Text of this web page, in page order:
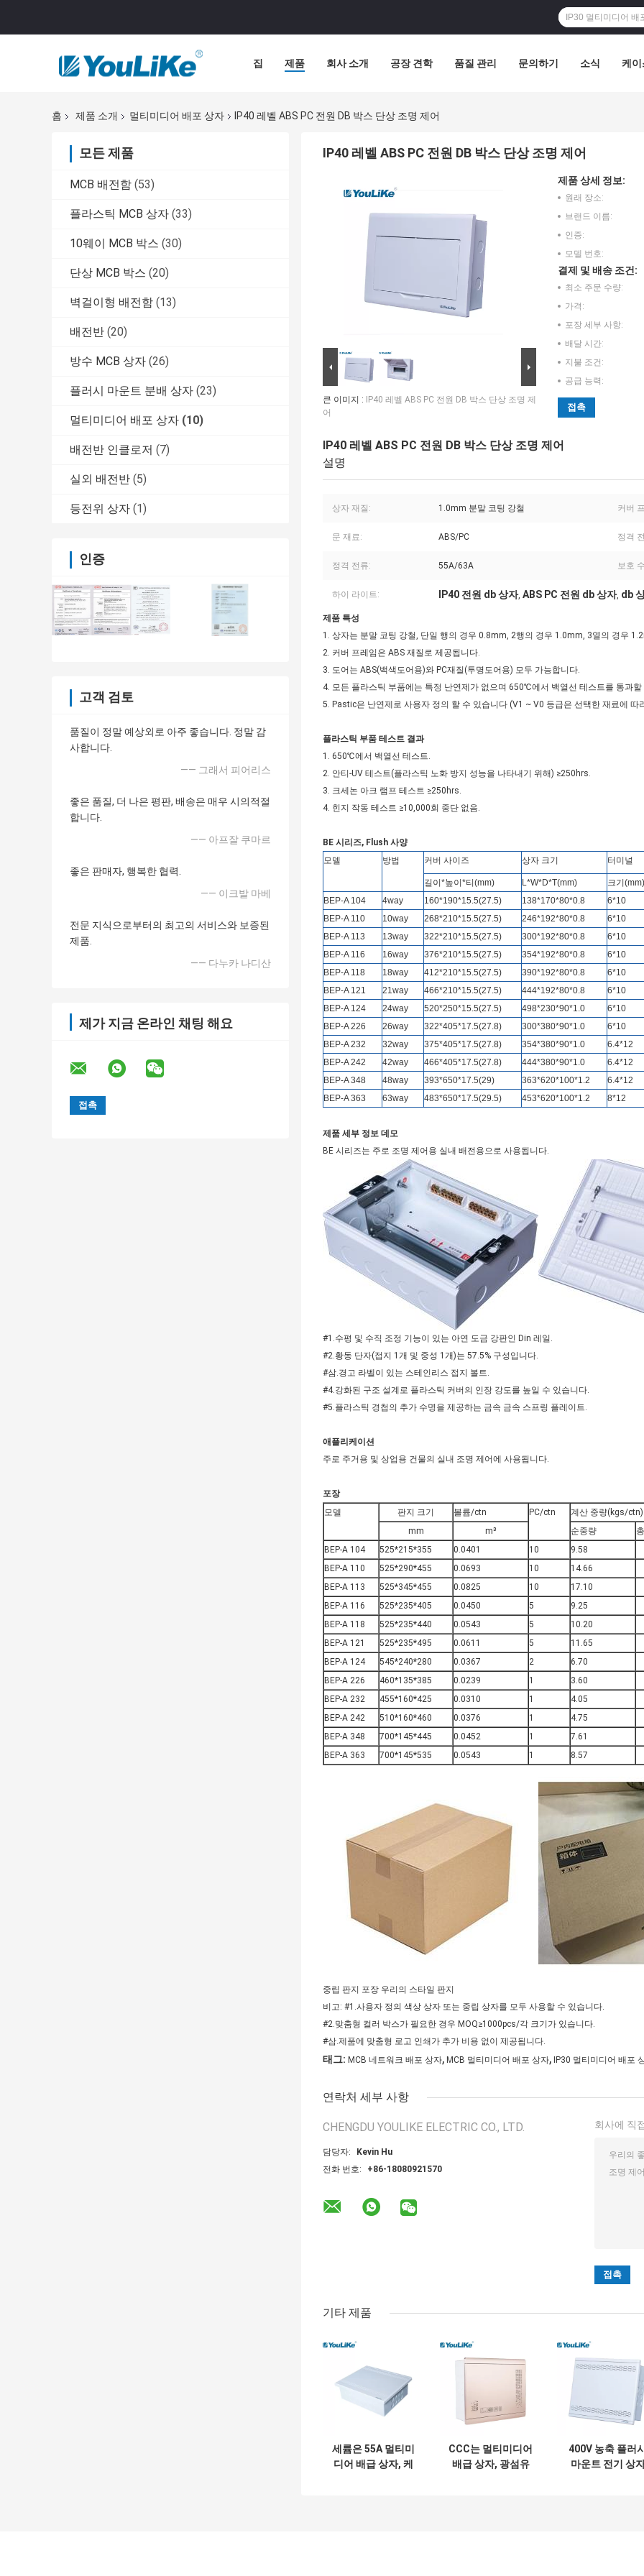
집 제품 회사 소개 공장 견학 품질 관리 문의하기 소식 케이
홈 제품 소개 멀티미디어 배포 상자 IP40 레벨 ABS PC 전원 DB 박스 단상 조명 제어
모든 제품
MCB 배전함 (53)
플라스틱 MCB 상자 (33)
10웨이 MCB 박스 (30)
단상 MCB 박스 (20)
벽걸이형 배전함 (13)
배전반 (20)
방수 MCB 상자 (26)
플러시 마운트 분배 상자 (23)
멀티미디어 배포 상자 (10)
배전반 인클로저 (7)
실외 배전반 (5)
등전위 상자 (1)
인증
고객 검토
품질이 정말 예상외로 아주 좋습니다. 정말 감
사합니다.
—— 그래서 피어리스
좋은 품질, 더 나은 평판, 배송은 매우 시의적절
합니다.
—— 아프잘 쿠마르
좋은 판매자, 행복한 협력.
—— 이크발 마베
전문 지식으로부터의 최고의 서비스와 보증된
제품.
—— 다누카 나디산
제가 지금 온라인 채팅 해요
IP40 레벨 ABS PC 전원 DB 박스 단상 조명 제어
큰 이미지 :
IP40 레벨 ABS PC 전원 DB 박스 단상 조명 제
어
제품 상세 정보:
원래 장소:
브랜드 이름:
인증:
모델 번호:
결제 및 배송 조건:
최소 주문 수량:
가격:
포장 세부 사항:
배달 시간:
지불 조건:
공급 능력:
접촉
IP40 레벨 ABS PC 전원 DB 박스 단상 조명 제어
설명
상자 재질: 1.0mm 분말 코팅 강철 커버
문 재료: ABS/PC 정격
정격 전류: 55A/63A 보호
하이 라이트: IP40 전원 db 상자, ABS PC 전원 db 상자, db
제품 특성
1. 상자는 분말 코팅 강철, 단일 행의 경우 0.8mm, 2행의 경우 1.0mm, 3열의 경우
2. 커버 프레임은 ABS 재질로 제공됩니다.
3. 도어는 ABS(백색도어용)와 PC재질(투명도어용) 모두 가능합니다.
4. 모든 플라스틱 부품에는 특정 난연제가 없으며 650℃에서 백열선 테스트를 통과할
5. Pastic은 난연제로 사용자 정의 할 수 있습니다 (V1 ~ V0 등급은 선택한 재료에 따
플라스틱 부품 테스트 결과
1. 650℃에서 백열선 테스트.
2. 안티-UV 테스트(플라스틱 노화 방지 성능을 나타내기 위해) ≥250hrs.
3. 크세논 아크 램프 테스트 ≥250hrs.
4. 힌지 작동 테스트 ≥10,000회 중단 없음.
BE 시리즈, Flush 사양
모델
방법 커버 사이즈 상자 크기 터미널
길이*높이*티(mm) L*W*D*T(mm)
크기(mm)
BEP-A 104
4way 160*190*15.5(27.5) 138*170*80*0.8
6*10
BEP-A 110
10way 268*210*15.5(27.5) 246*192*80*0.8
6*10
BEP-A 113
13way 322*210*15.5(27.5) 300*192*80*0.8
6*10
BEP-A 116
16way 376*210*15.5(27.5) 354*192*80*0.8
6*10
BEP-A 118
18way 412*210*15.5(27.5) 390*192*80*0.8
6*10
BEP-A 121
21way 466*210*15.5(27.5) 444*192*80*0.8
6*10
BEP-A 124
24way 520*250*15.5(27.5) 498*230*90*1.0
6*10
BEP-A 226
26way 322*405*17.5(27.8) 300*380*90*1.0
6*10
BEP-A 232
32way 375*405*17.5(27.8) 354*380*90*1.0
6.4*12
BEP-A 242
42way 466*405*17.5(27.8) 444*380*90*1.0
6.4*12
BEP-A 348
48way 393*650*17.5(29) 363*620*100*1.2
6.4*12
BEP-A 363
63way 483*650*17.5(29.5) 453*620*100*1.2 8*12
제품 세부 정보 데모
BE 시리즈는 주로 조명 제어용 실내 배전용으로 사용됩니다.
#1.수평 및 수직 조정 기능이 있는 아연 도금 강판인 Din 레일.
#2.황동 단자(접지 1개 및 중성 1개)는 57.5% 구성입니다.
#삼.경고 라벨이 있는 스테인리스 접지 볼트.
#4.강화된 구조 설계로 플라스틱 커버의 인장 강도를 높일 수 있습니다.
#5.플라스틱 경첩의 추가 수명을 제공하는 금속 금속 스프링 플레이트.
애플리케이션
주로 주거용 및 상업용 건물의 실내 조명 제어에 사용됩니다.
포장
모델
판지 크기 볼륨/ctn PC/ctn
계산 중량(kgs/ctn)
mm
m³ 순중량
BEP-A 104
525*215*355 0.0401 10
9.58
BEP-A 110
525*290*455 0.0693 10
14.66
BEP-A 113
525*345*455 0.0825 10
17.10
BEP-A 116
525*235*405 0.0450 5
9.25
BEP-A 118
525*235*440 0.0543 5
10.20
BEP-A 121
525*235*495 0.0611 5
11.65
BEP-A 124
545*240*280 0.0367 2
6.70
BEP-A 226
460*135*385 0.0239 1
3.60
BEP-A 232
455*160*425 0.0310 1
4.05
BEP-A 242
510*160*460 0.0376 1
4.75
BEP-A 348
700*145*445 0.0452 1
7.61
BEP-A 363
700*145*535 0.0543 1 8.57
중립 판지 포장 우리의 스타일 판지
비고: #1.사용자 정의 색상 상자 또는 중립 상자를 모두 사용할 수 있습니다.
#2.맞춤형 컬러 박스가 필요한 경우 MOQ≥1000pcs/각 크기가 있습니다.
#삼.제품에 맞춤형 로고 인쇄가 추가 비용 없이 제공됩니다.
태그: MCB 네트워크 배포 상자, MCB 멀티미디어 배포 상자, IP30 멀티미디어 배포
연락처 세부 사항
CHENGDU YOULIKE ELECTRIC CO., LTD.
담당자:
Kevin Hu
전화 번호:
+86-18080921570
회사에 직
기타 제품
세륨은 55A 멀티미
디어 배급 상자, 케
CCC는 멀티미디어
배급 상자, 광섬유
400V 농축 플러
마운트 전기 상